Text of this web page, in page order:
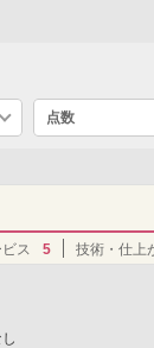
点数
ス 5 技術・仕上